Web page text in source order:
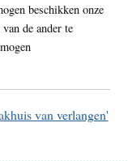
beschikken onze
de ander te
van verlangen'